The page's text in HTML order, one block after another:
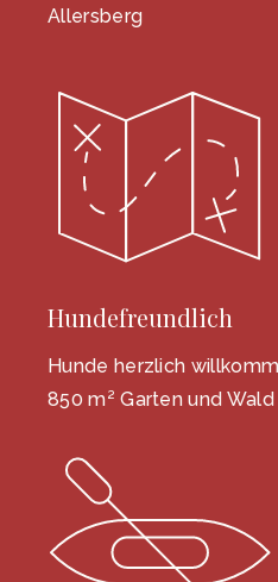
Allersberg
Hundefreundlich
Hunde herzlich
850 m² Garten und